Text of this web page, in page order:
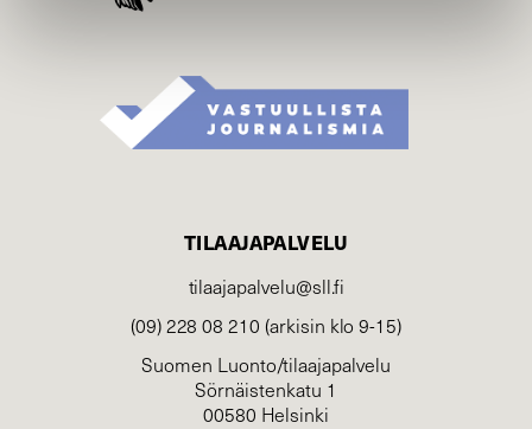
TILAAJAPALVELU
tilaajapalvelu@sll.fi
(09) 228 08 210 (arkisin klo 9-15)
Suomen Luonto/tilaajapalvelu
Sörnäistenkatu 1
00580 Helsinki